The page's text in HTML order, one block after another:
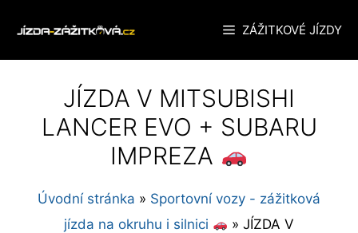
ZÁŽITKOVÉ JÍZDY
JÍZDA V MITSUBISHI
LANCER EVO + SUBARU
IMPREZA
Úvodní stránka » Sportovní vozy - zážitková
jízda na okruhu i silnici
»JÍZDA V